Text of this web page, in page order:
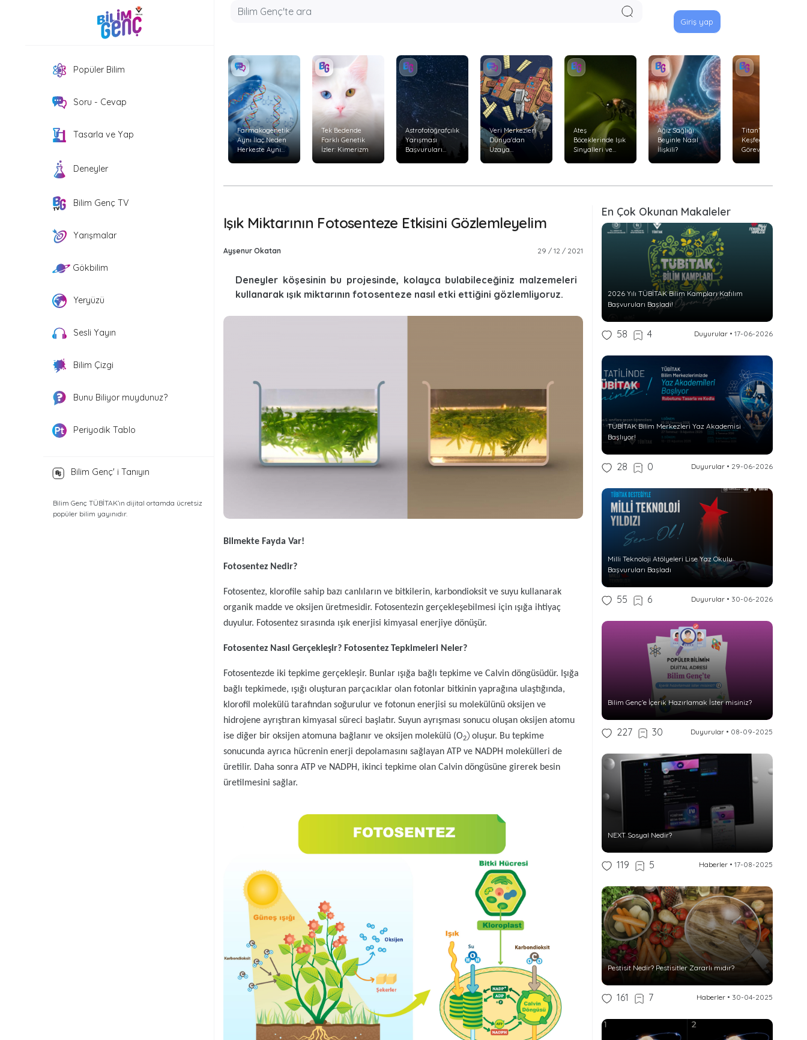
Giriş yap
Popüler Bilim
Soru - Cevap
Tasarla ve Yap
Deneyler
Bilim Genç TV
Yarışmalar
Gökbilim
Yeryüzü
Sesli Yayın
Bilim Çizgi
Bunu Biliyor muydunuz?
Periyodik Tablo
Bilim Genç' i Tanıyın
Bilim Genç TÜBİTAK’ın dijital ortamda ücretsiz
popüler bilim yayınıdır.
Farmakogenetik:
Aynı İlaç Neden
Herkeste Aynı
Tek Bedende
Farklı Genetik
İzler: Kimerizm
Astrofotoğrafçılık
Yarışması
Başvuruları
Veri Merkezleri
Dünya'dan
Uzaya
Ateş
Böceklerinde Işık
Sinyalleri ve
Ağız Sağlığı
Beyinle Nasıl
İlişkili?
Titan’ı Uçarak
Keşfedecek
Görev: Dragonfly
Işık Miktarının Fotosenteze Etkisini Gözlemleyelim
Ayşenur Okatan 29 / 12 / 2021
Deneyler köşesinin bu projesinde, kolayca bulabileceğiniz malzemeleri
kullanarak ışık miktarının fotosenteze nasıl etki ettiğini gözlemliyoruz.
Bilmekte Fayda Var!
Fotosentez Nedir?
Fotosentez, klorofile sahip bazı canlıların ve bitkilerin, karbondioksit ve suyu kullanarak
organik madde ve oksijen üretmesidir. Fotosentezin gerçekleşebilmesi için ışığa ihtiyaç
duyulur. Fotosentez sırasında ışık enerjisi kimyasal enerjiye dönüşür.
Fotosentez Nasıl Gerçekleşir? Fotosentez Tepkimeleri Neler?
Fotosentezde iki tepkime gerçekleşir. Bunlar ışığa bağlı tepkime ve Calvin döngüsüdür. Işığa
bağlı tepkimede, ışığı oluşturan parçacıklar olan fotonlar bitkinin yaprağına ulaştığında,
klorofil molekülü tarafından soğurulur ve fotonun enerjisi su molekülünü oksijen ve
hidrojene ayrıştıran kimyasal süreci başlatır. Suyun ayrışması sonucu oluşan oksijen atomu
ise diğer bir oksijen atomuna bağlanır ve oksijen molekülü (O2) oluşur. Bu tepkime
sonucunda ayrıca hücrenin enerji depolamasını sağlayan ATP ve NADPH molekülleri de
üretilir. Daha sonra ATP ve NADPH, ikinci tepkime olan Ca lvin döngüsüne girerek besin
üretilmesini sağlar.
En Çok Okunan Makaleler
2026 Yılı TÜBİTAK Bilim Kampları Katılım
Başvuruları Başladı!
58 4 Duyurular• 17-06-2026
TÜBİTAK Bilim Merkezleri Yaz Akademisi
Başlıyor!
28 0 Duyurular• 29-06-2026
Milli Teknoloji Atölyeleri Lise Yaz Okulu
Başvuruları Başladı
55 6 Duyurular• 30-06-2026
Bilim Genç’e İçerik Hazırlamak İster misiniz?
227 30 Duyurular• 08-09-2025
NEXT Sosyal Nedir?
119 5 Haberler• 17-08-2025
Pestisit Nedir? Pestisitler Zararlı mıdır?
161 7 Haberler• 30-04-2025